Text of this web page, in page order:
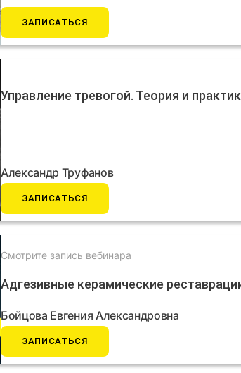
ЗАПИСАТЬСЯ
Управление тревогой. Теория и
Александр Труфанов
ЗАПИСАТЬСЯ
Смотрите запись вебинара
Адгезивные керамические
Бойцова Евгения Александровна
ЗАПИСАТЬСЯ